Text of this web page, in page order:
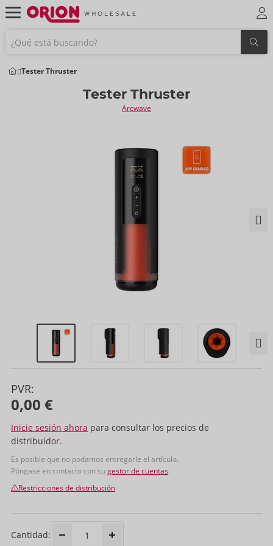
Tester Thruster
Tester Thruster
Arcwave
PVR:
0,00 €
Inicie sesión ahora para consultar los precios de
distribuidor.
Es posible que no podamos entregarle el artículo.
Póngase en contacto con sugestor de cuentas.
Restricciones de distribución
Cantidad: